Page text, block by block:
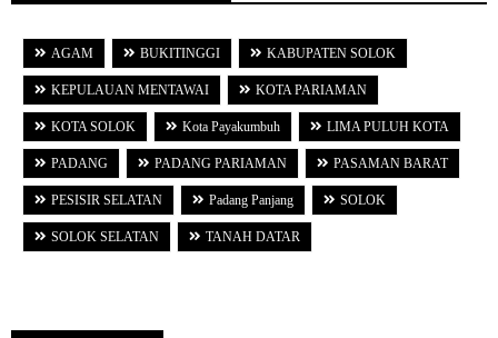
AGAM BUKITINGGI KABUPATEN SOLOK
KEPULAUAN MENTAWAI KOTA PARIAMAN
KOTA SOLOK Kota Payakumbuh LIMA PULUH KOTA
PADANG PADANG PARIAMAN PASAMAN BARAT
PESISIR SELATAN Padang Panjang SOLOK
SOLOK SELATAN TANAH DATAR